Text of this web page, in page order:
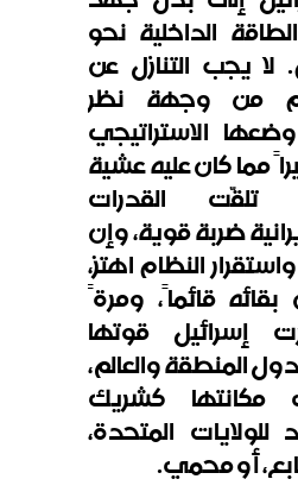
الداخلية نحو
لا يجب التنازل عن
من وجهة نظر
الاستراتيجي
مما كان عليه عشية
تلقّت القدرات
ضربة قوية، وإن
النظام اهتز،
قائماً، ومرةً
إسرائيل قوتها
المنطقة والعالم،
كشريك
للولايات المتحدة،
أو محمي.